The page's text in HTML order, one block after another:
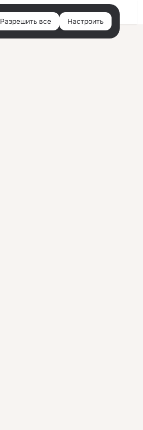
Войти
Разрешить все Настроить